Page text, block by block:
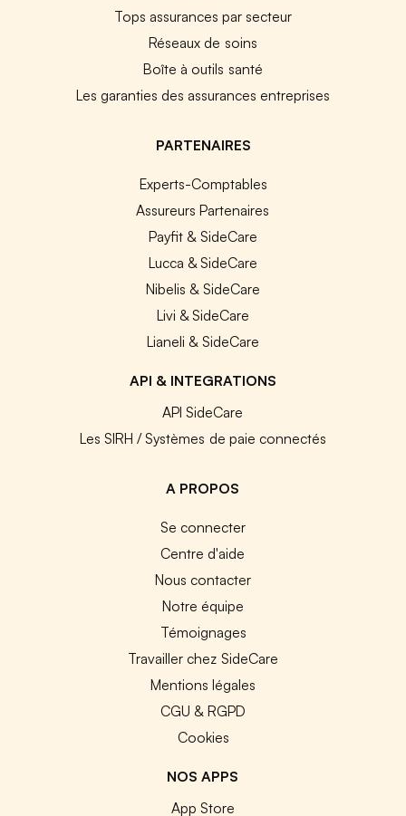
Tops assurances par secteur
Réseaux de soins
Boîte à outils santé
Les garanties des assurances entreprises
PARTENAIRES
Experts-Comptables
Assureurs Partenaires
Payfit & SideCare
Lucca & SideCare
Nibelis & SideCare
Livi & SideCare
Lianeli & SideCare
API & INTEGRATIONS
API SideCare
Les SIRH / Systèmes de paie connectés
A PROPOS
Se connecter
Centre d'aide
Nous contacter
Notre équipe
Témoignages
Travailler chez SideCare
Mentions légales
CGU & RGPD
Cookies
NOS APPS
App Store